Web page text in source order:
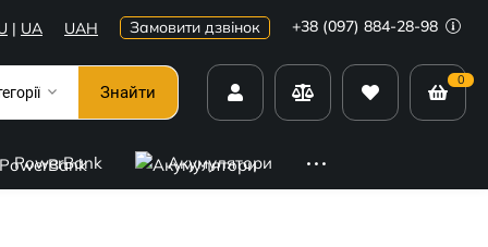
| UA UAH Замовити дзвінок +38 (097) 884-28-98
Знайти
0
PowerBank Акумулятори